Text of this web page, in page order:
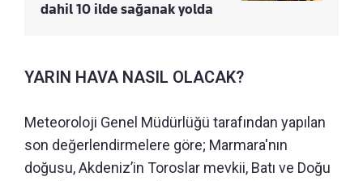
dahil 10 ilde sağanak yolda
YARIN HAVA NASIL OLACAK?
Meteoroloji Genel Müdürlüğü tarafından yapılan
son değerlendirmelere göre; Marmara'nın
doğusu, Akdeniz’in Toroslar mevkii, Batı ve Doğu